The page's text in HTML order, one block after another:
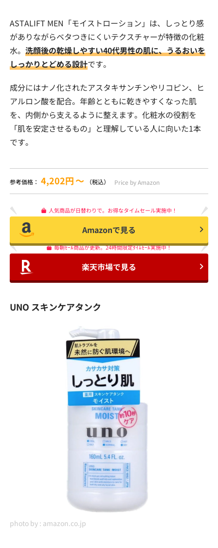
ASTALIFT MEN「モイストローション」は、しっとり感
がありながらベタつきにくいテクスチャーが特徴の化粧
水。 洗顔後の乾燥しやすい40代男性の肌に、うるおいを
しっかりとどめる設計です。
成分にはナノ化されたアスタキサンチンやリコピン、ヒ
アルロン酸を配合。年齢とともに乾きやすくなった肌
を、内側から支えるように整えます。化粧水の役割を
「肌を安定させるもの」と理解している人に向いた1本
です。
参考価格： 4,202円〜 （税込） Price by Amazon
人気商品が日替わりで。お得なタイムセール実施中！
Amazonで見る
毎朝ｾｰﾙ商品が更新。24時間限定ﾀｲﾑｾｰﾙ実施中！
楽天市場で見る
UNO スキンケアタンク
photo by : amazon.co.jp